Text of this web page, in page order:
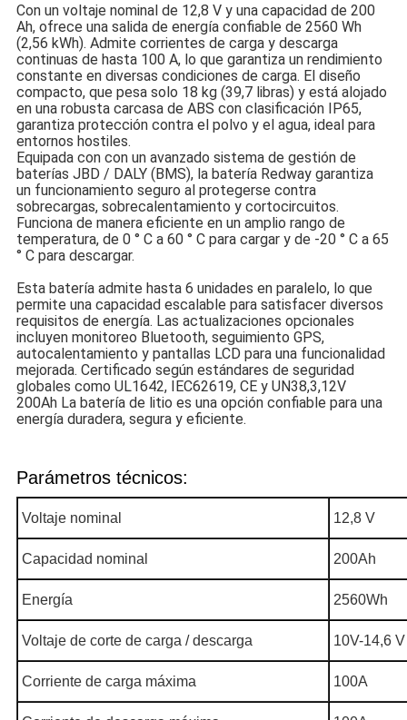
Con un voltaje nominal de 12,8 V y una capacidad de 200
Ah, ofrece una salida de energía confiable de 2560 Wh
(2,56 kWh). Admite corrientes de carga y descarga
continuas de hasta 100 A, lo que garantiza un rendimiento
constante en diversas condiciones de carga. El diseño
compacto, que pesa solo 18 kg (39,7 libras) y está alojado
en una robusta carcasa de ABS con clasificación IP65,
garantiza protección contra el polvo y el agua, ideal para
entornos hostiles.
Equipada con con un avanzado sistema de gestión de
baterías JBD / DALY (BMS), la batería Redway garantiza
un funcionamiento seguro al protegerse contra
sobrecargas, sobrecalentamiento y cortocircuitos.
Funciona de manera eficiente en un amplio rango de
temperatura, de 0 ° C a 60 ° C para cargar y de -20 ° C a 65
° C para descargar.
Esta batería admite hasta 6 unidades en paralelo, lo que
permite una capacidad escalable para satisfacer diversos
requisitos de energía. Las actualizaciones opcionales
incluyen monitoreo Bluetooth, seguimiento GPS,
autocalentamiento y pantallas LCD para una funcionalidad
mejorada. Certificado según estándares de seguridad
globales como UL1642, IEC62619, CE y UN38,3,12V
200Ah La batería de litio es una opción confiable para una
energía duradera, segura y eficiente.
Parámetros técnicos:
Voltaje nominal 12,8 V
Capacidad nominal 200Ah
Energía 2560Wh
Voltaje de corte de carga / descarga 10V-14,6 V
Corriente de carga máxima 100A